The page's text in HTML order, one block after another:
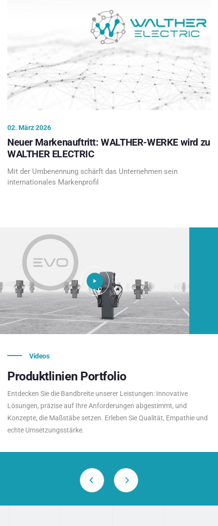
02. März 2026
Neuer Markenauftritt: WALTHER-WERKE wird zu
WALTHER ELECTRIC
Mit der Umbenennung schärft das Unternehmen sein
internationales Markenprofil
Videos
Produktlinien Portfolio
Entdecken Sie die Bandbreite unserer Leistungen: Innovative
Lösungen, präzise auf Ihre Anforderungen abgestimmt, und
Konzepte, die Maßstäbe setzen. Erleben Sie Qualität, Empathie und
echte Umsetzungsstärke.